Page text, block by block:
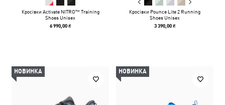
Кросівки Activate NITRO™ Training
Shoes Unisex
6 990,00 ₴
Кросівки Pounce Lite 2 Running
Shoes Unisex
3 390,00 ₴
НОВИНКА НОВИНКА